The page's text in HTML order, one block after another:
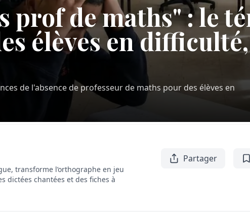
prof de maths" : le
élèves en
de l'absence de professeur de maths pour des élèves en
transforme l’orthographe en jeu
dictées chantées et des fiches à
Partager